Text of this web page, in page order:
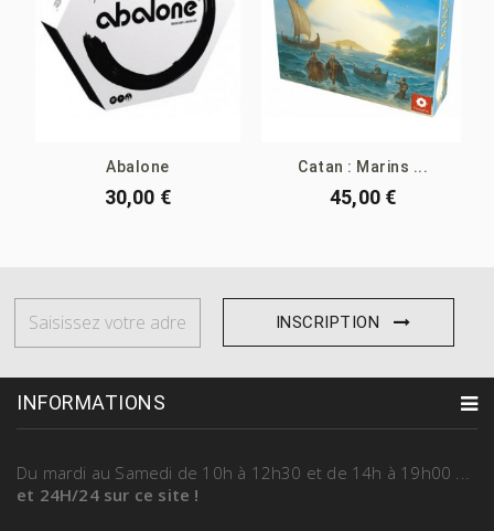
Abalone
30,00 €
Catan : Marins ...
45,00 €
INSCRIPTION
INFORMATIONS
Du mardi au Samedi de 10h à 12h30 et de 14h à 19h00
et 24H/24 sur ce site !